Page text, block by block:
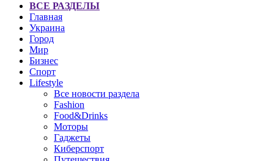
ВСЕ РАЗДЕЛЫ
Главная
Украина
Город
Мир
Бизнес
Спорт
Lifestyle
Все новости раздела
Fashion
Food&Drinks
Моторы
Гаджеты
Киберспорт